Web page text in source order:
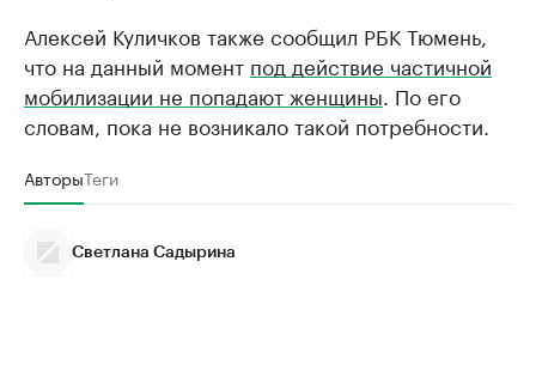
Алексей Куличков также сообщил РБК Тюмень,
что на данный момент под действие частичной
мобилизации не попадают женщины . По его
словам, пока не возникало такой потребности.
АвторыТеги
Светлана Садырина